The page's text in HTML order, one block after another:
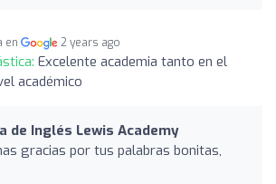
en 2 years ago
Excelente academia tanto en el
académico
de Inglés Lewis Academy
gracias por tus palabras bonitas,